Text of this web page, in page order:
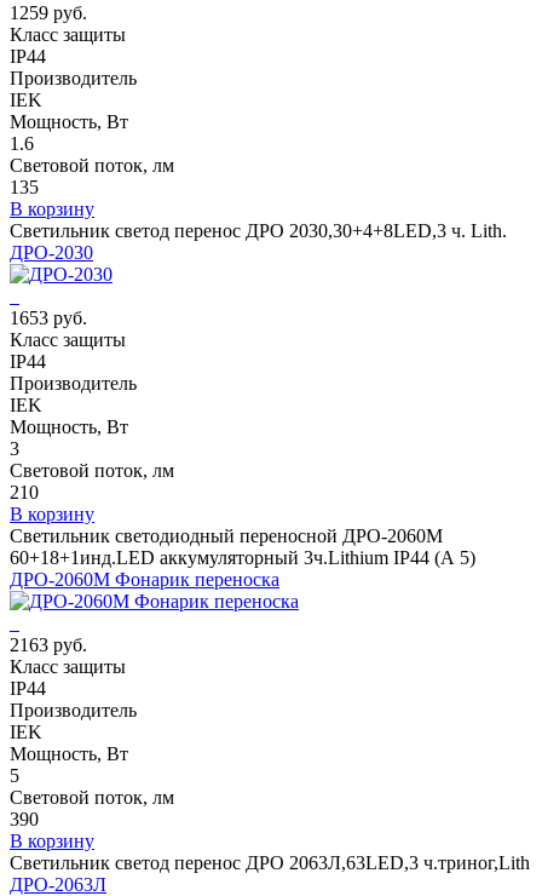
1259 руб.
Класс защиты
IP44
Производитель
IEK
Мощность, Вт
1.6
Световой поток, лм
135
В корзину
Светильник светод перенос ДРО 2030,30+4+8LED,3 ч. Lith.
ДРО-2030
1653 руб.
Класс защиты
IP44
Производитель
IEK
Мощность, Вт
3
Световой поток, лм
210
В корзину
Светильник светодиодный переносной ДРО-2060М
60+18+1инд.LED аккумуляторный 3ч.Lithium IP44 (А 5)
ДРО-2060М Фонарик переноска
2163 руб.
Класс защиты
IP44
Производитель
IEK
Мощность, Вт
5
Световой поток, лм
390
В корзину
Светильник светод перенос ДРО 2063Л,63LED,3 ч.триног,Lith
ДРО-2063Л